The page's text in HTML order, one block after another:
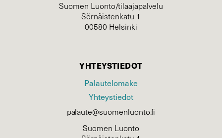
Suomen Luonto/tilaajapalvelu
Sörnäistenkatu 1
00580 Helsinki
YHTEYSTIEDOT
Palautelomake
Yhteystiedot
palaute@suomenluonto.fi
Suomen Luonto